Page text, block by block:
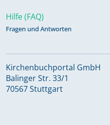
Hilfe (FAQ)
Fragen und Antworten
Kirchenbuchportal GmbH
Balinger Str. 33/1
70567 Stuttgart